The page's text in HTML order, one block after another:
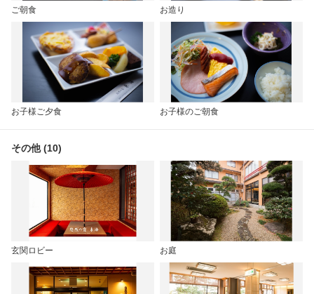
ご朝食 お造り
お子様ご夕食 お子様のご朝食
その他 (10)
玄関ロビー お庭